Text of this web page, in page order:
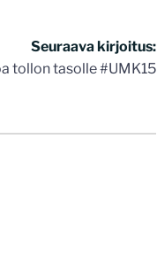
Seuraava kirjoitus:
tollon tasolle #UMK15